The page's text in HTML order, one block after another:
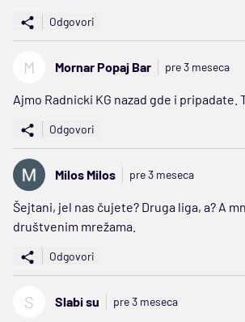
Odgovori
M Mornar Popaj Bar pre 3 meseca
Ajmo Radnicki KG nazad gde i pripadate.
Odgovori
Milos Milos pre 3 meseca
Šejtani, jel nas čujete? Druga liga, a? A
društvenim mrežama.
Odgovori
S Slabi su pre 3 meseca